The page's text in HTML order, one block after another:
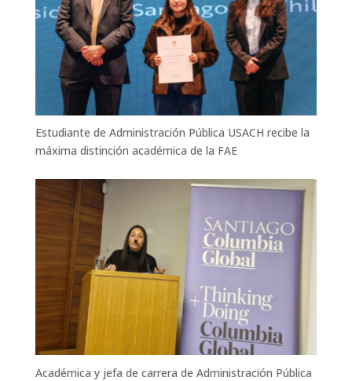
Estudiante de Administración Pública USACH recibe la
máxima distinción académica de la FAE
Académica y jefa de carrera de Administración Pública